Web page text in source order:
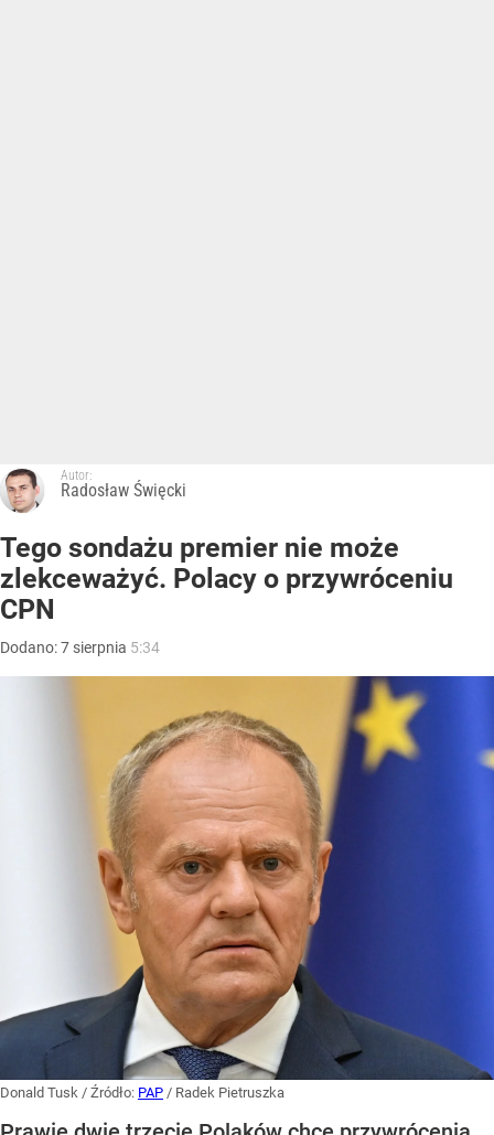
Autor:
Radosław Święcki
Tego sondażu premier nie może
zlekceważyć. Polacy o przywróceniu
CPN
Dodano:7 sierpnia 5:34
Donald Tusk / Źródło: PAP / Radek Pietruszka